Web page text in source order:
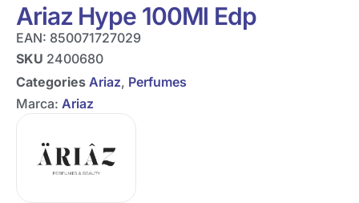
Ariaz Hype 100Ml Edp
EAN: 850071727029
SKU 2400680
Categories Ariaz, Perfumes
Marca: Ariaz